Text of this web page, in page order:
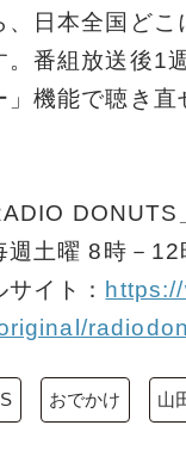
、日本全国ど
。番組放送後1
機能で聴き直
DONUTS
週土曜 8時－12
イト：
おでかけ 山